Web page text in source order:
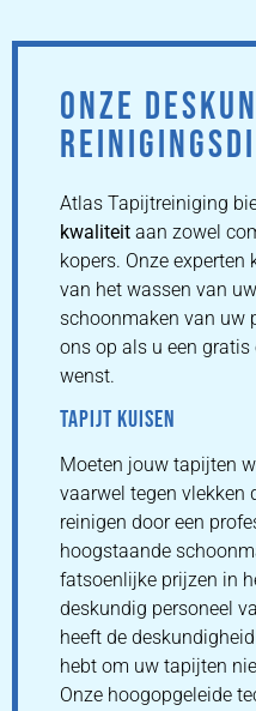
ONZE
Atlas Tapijtreiniging
kwaliteit aan zowel
kopers. Onze experten
van het wassen van
schoonmaken van uw
ons op als u een
wenst.
TAPIJT KUISEN
Moeten jouw tapijten
vaarwel tegen vlekken
reinigen door een
hoogstaande
fatsoenlijke prijzen in
deskundig personeel
heeft de
hebt om uw tapijten
Onze hoogopgeleide